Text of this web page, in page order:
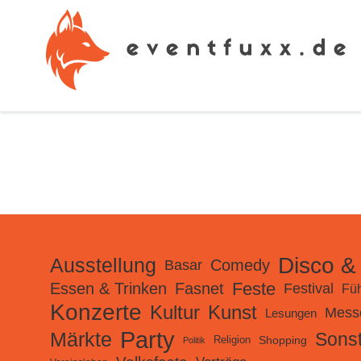
Ausstellung Basar Comedy Disco
Essen & Trinken Fasnet Feste Festival
Konzerte Kultur Kunst Lesungen
Märkte Party Politik Religion Shopping